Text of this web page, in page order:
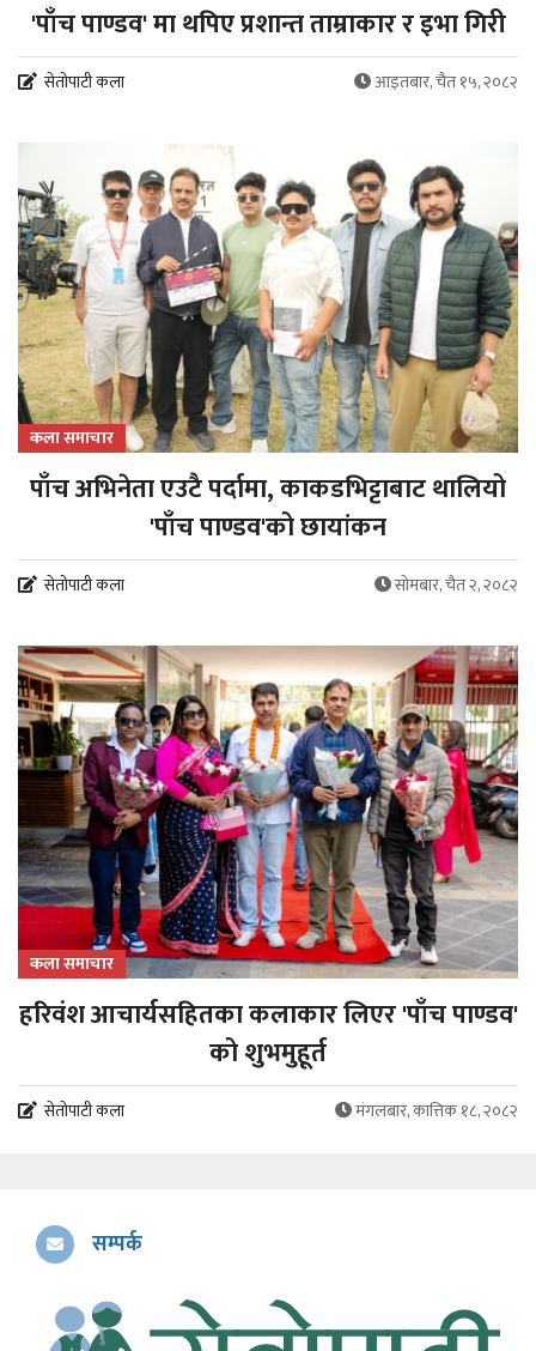
'पाँच पाण्डव' मा थपिए प्रशान्त ताम्राकार र इभा गिरी
सेतोपाटी कला आइतबार, चैत १५, २०८२
कला समाचार
पाँच अभिनेता एउटै पर्दामा, काकडभिट्टाबाट थालियो
'पाँच पाण्डव'को छायांकन
सेतोपाटी कला सोमबार, चैत २, २०८२
कला समाचार
हरिवंश आचार्यसहितका कलाकार लिएर 'पाँच पाण्डव'
को शुभमुहूर्त
सेतोपाटी कला मंगलबार, कात्तिक १८, २०८२
सम्पर्क